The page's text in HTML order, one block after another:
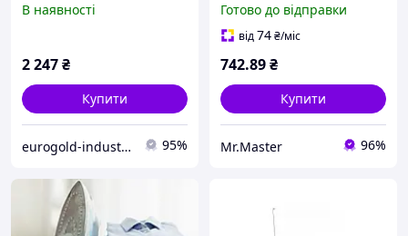
В наявності
2 247₴
Купити
eurogold-industries 95%
EURO GOLD
Готово до відправки
від74₴/міс
742.89₴
Купити
Mr.Master 96%